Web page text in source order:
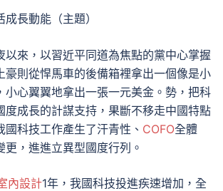
成長動能 （主題）
以來，以習近平同道為焦點的黨中心掌握
豪則從悍馬車的後備箱裡拿出一個像是小
小心翼翼地拿出一張一元美金。勢，把科
度成長的計謀支持，果斷不移走中國特點
國科技工作產生了汗青性、 COFO全體
，進進立異型國度行列。
內設計1年，我國科技投進疾速增加，全